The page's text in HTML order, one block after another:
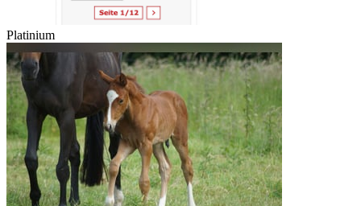
Platinium